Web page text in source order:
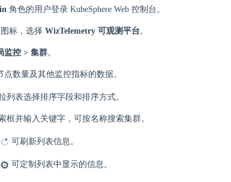
角色的用户登录 KubeSphere Web 控制台。
图标，选择 WizTelemetry 可观测平台。
监控 > 集群。
数量及其他监控指标的数据。
列表选择排序字段和排序方式。
框并输入关键字，可按名称搜索集群。
可刷新列表信息。
可定制列表中显示的信息。